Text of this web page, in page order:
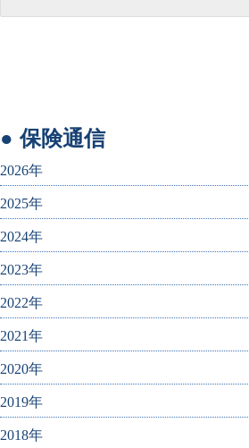
● 保険通信
2026年
2025年
2024年
2023年
2022年
2021年
2020年
2019年
2018年